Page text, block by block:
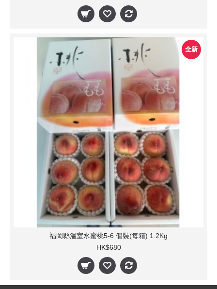
全新
福岡縣溫室水蜜桃5-6 個裝(每箱) 1.2Kg
HK$680